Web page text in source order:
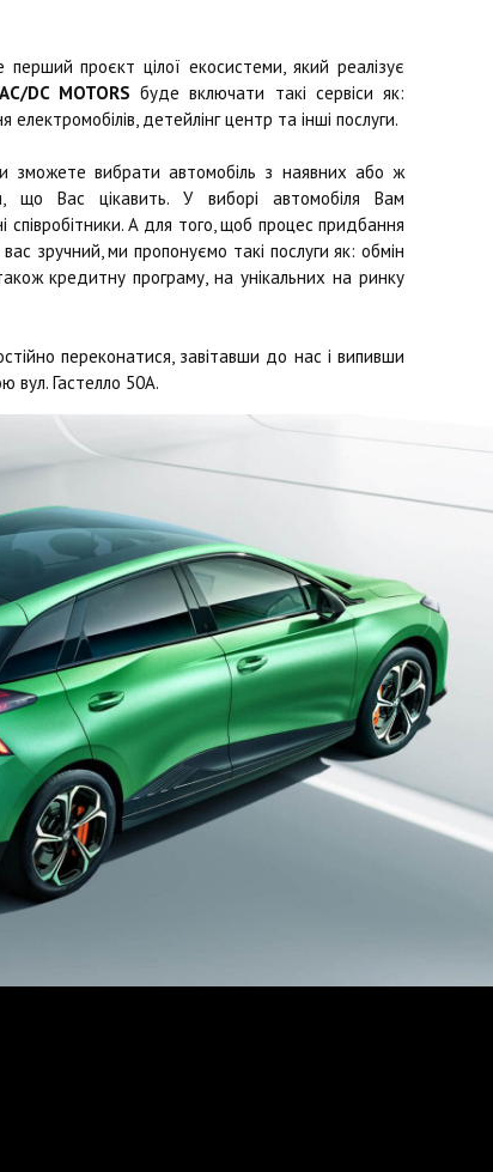
перший проєкт цілої екосистеми, який реалізує
AC/DC MOTORS буде включати такі сервіси як:
електромобілів, детейлінг центр та інші послуги.
зможете вибрати автомобіль з наявних або ж
що Вас цікавить. У виборі автомобіля Вам
співробітники. А для того, щоб процес придбання
зручний, ми пропонуємо такі послуги як: обмін
кредитну програму, на унікальних на ринку
переконатися, завітавши до нас і випивши
вул. Гастелло 50А.